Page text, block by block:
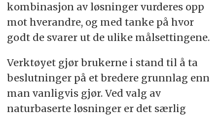
kombinasjon av løsninger vurderes opp
mot hverandre, og med tanke på hvor
godt de svarer ut de ulike målsettingene.
Verktøyet gjør brukerne i stand til å ta
beslutninger på et bredere grunnlag enn
man vanligvis gjør. Ved valg av
naturbaserte løsninger er det særlig